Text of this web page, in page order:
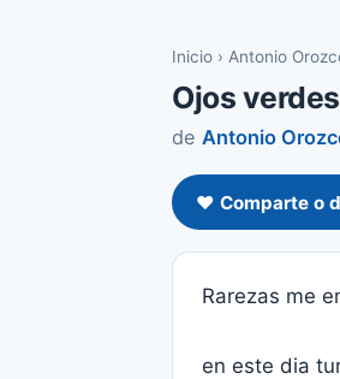
Inicio › Antonio
Ojos verdes
de Antonio
❤️ Comparte o
Rarezas me
en este dia